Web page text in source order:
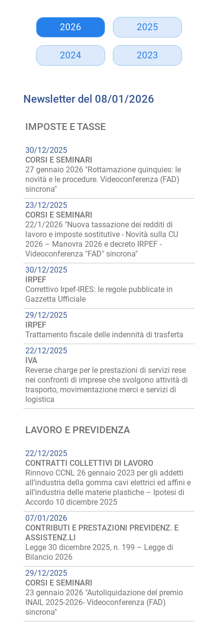
2026 2025
2024 2023
Newsletter del 08/01/2026
IMPOSTE E TASSE
30/12/2025
CORSI E SEMINARI
27 gennaio 2026 "Rottamazione quinquies: le
novità e le procedure. Videoconferenza (FAD)
sincrona"
23/12/2025
CORSI E SEMINARI
22/1/2026 "Nuova tassazione dei redditi di
lavoro e imposte sostitutive - Novità sulla CU
2026 – Manovra 2026 e decreto IRPEF -
Videoconferenza "FAD" sincrona"
30/12/2025
IRPEF
Correttivo Irpef-IRES: le regole pubblicate in
Gazzetta Ufficiale
29/12/2025
IRPEF
Trattamento fiscale delle indennità di trasferta
22/12/2025
IVA
Reverse charge per le prestazioni di servizi rese
nei confronti di imprese che svolgono attività di
trasporto, movimentazione merci e servizi di
logistica
LAVORO E PREVIDENZA
22/12/2025
CONTRATTI COLLETTIVI DI LAVORO
Rinnovo CCNL 26 gennaio 2023 per gli addetti
all’industria della gomma cavi elettrici ed affini e
all’industria delle materie plastiche – Ipotesi di
Accordo 10 dicembre 2025
07/01/2026
CONTRIBUTI E PRESTAZIONI PREVIDENZ. E
ASSISTENZ.LI
Legge 30 dicembre 2025, n. 199 – Legge di
Bilancio 2026
29/12/2025
CORSI E SEMINARI
23 gennaio 2026 "Autoliquidazione del premio
INAIL 2025-2026- Videoconferenza (FAD)
sincrona"